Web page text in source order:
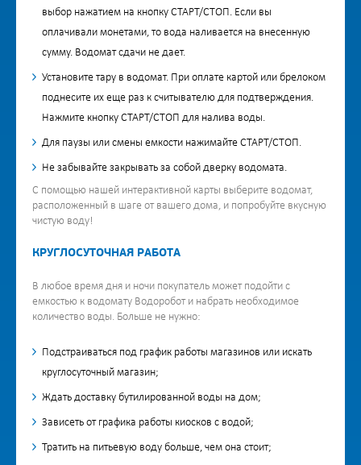
выбор нажатием на кнопку СТАРТ/СТОП. Если вы
оплачивали монетами, то вода наливается на внесенную
сумму. Водомат сдачи не дает.
Установите тару в водомат. При оплате картой или брелоком
поднесите их еще раз к считывателю для подтверждения.
Нажмите кнопку СТАРТ/СТОП для налива воды.
Для паузы или смены емкости нажимайте СТАРТ/СТОП.
Не забывайте закрывать за собой дверку водомата.
С помощью нашей интерактивной карты выберите водомат,
расположенный в шаге от вашего дома, и попробуйте вкусную
чистую воду!
КРУГЛОСУТОЧНАЯ РАБОТА
В любое время дня и ночи покупатель может подойти с
емкостью к водомату Водоробот и набрать необходимое
количество воды. Больше не нужно:
Подстраиваться под график работы магазинов или искать
круглосуточный магазин;
Ждать доставку бутилированной воды на дом;
Зависеть от графика работы киосков с водой;
Тратить на питьевую воду больше, чем она стоит;